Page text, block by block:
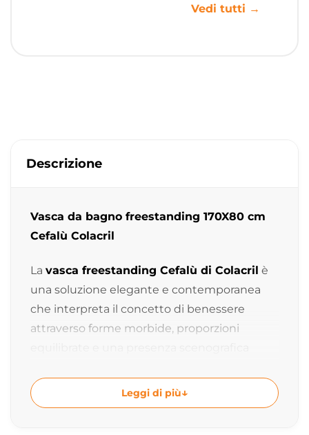
Vedi tutti →
Descrizione
Vasca da bagno freestanding 170X80 cm
Cefalù Colacril
La vasca freestanding Cefalù di Colacril è
una soluzione elegante e contemporanea
che interpreta il concetto di benessere
attraverso forme morbide, proporzioni
dell’ambiente bagno, offre comfort, qualità
costruttiva e un design senza tempo.
Leggi di più